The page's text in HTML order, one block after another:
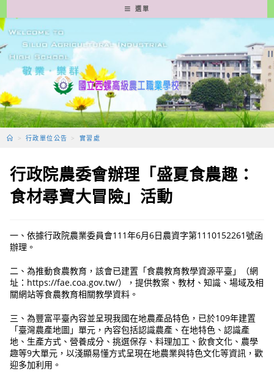
轉
至
要
容
選單
> 行政單位公告 > 實習處
行政院農委會辦理「盛夏食農趣：
食材尋寶大冒險」活動
一、依據行政院農業委員會111年6月6日農資字第1110152261號函
辦理。
二、為推動食農教育，該會已建置「食農教育教學資源平臺」（網
址：https://fae.coa.gov.tw/），提供教案、教材、知識、場域及相
關網站等食農教育相關教學資料。
三、為豐富平臺內容並呈現我國在地農產品特色，已於109年建置
「臺灣農產地圖」單元，內容包括認識農產、在地特色、認識產
地、生產方式、營養成分、挑選保存、料理加工、飲食文化、農學
趣等9大單元，以淺顯易懂方式呈現在地農業與特色文化等資訊，歡
迎多加利用。